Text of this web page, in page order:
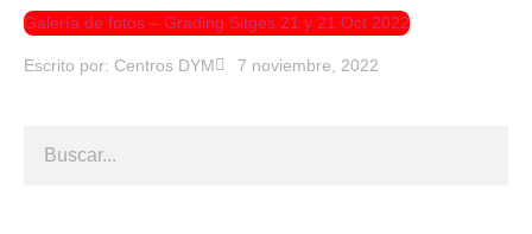
Galería de fotos – Grading Sitges 21 y 21 Oct 2022
Escrito por: Centros DYM 7 noviembre, 2022